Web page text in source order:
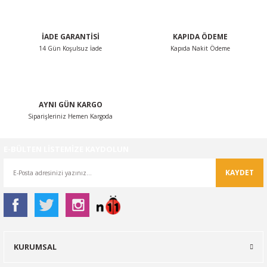
İADE GARANTİSİ
14 Gün Koşulsuz İade
KAPIDA ÖDEME
Kapıda Nakit Ödeme
AYNI GÜN KARGO
Siparişleriniz Hemen Kargoda
KAYDET
KURUMSAL